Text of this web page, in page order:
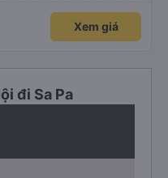
Xem giá
đi Sa Pa